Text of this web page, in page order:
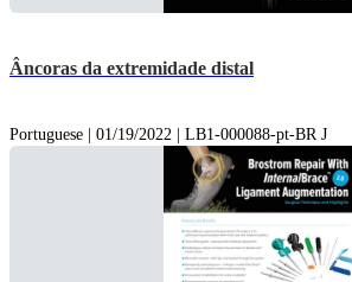
Âncoras da extremidade distal
Portuguese | 01/19/2022 | LB1-000088-pt-BR J